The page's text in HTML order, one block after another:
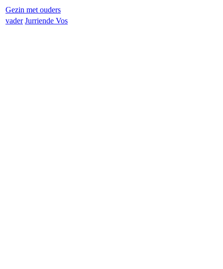
Gezin met ouders
vader Jurriende Vos